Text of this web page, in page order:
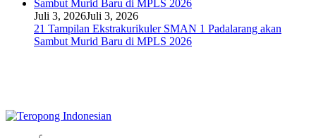
Juli 3, 2026Juli 3, 2026
21 Tampilan Ekstrakurikuler SMAN 1 Padalarang akan
Sambut Murid Baru di MPLS 2026